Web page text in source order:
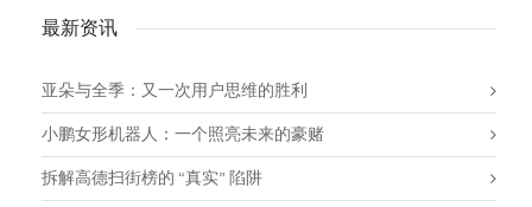
最新资讯
亚朵与全季：又一次用户思维的胜利
小鹏女形机器人：一个照亮未来的豪赌
拆解高德扫街榜的 “真实” 陷阱